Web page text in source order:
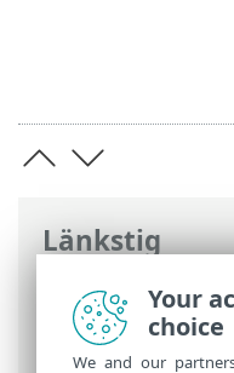
Länkstig
ESET onlinehjälp
Antivirus for
> Migrering av
Your
choice
We and our